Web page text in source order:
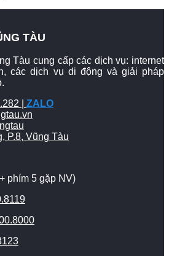
TÀU
Tàu cung cấp các dịch vụ: internet
các dịch vụ di động và giải pháp
| ZALO
P.8, Vũng Tàu
phím 5 gặp NV)